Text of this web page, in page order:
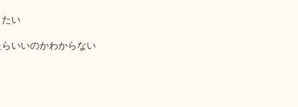
い
いいのかわからない